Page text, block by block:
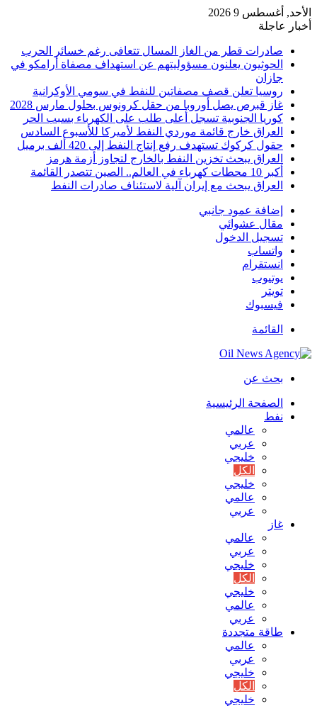
الأحد, أغسطس 9 2026
أخبار عاجلة
صادرات قطر من الغاز المسال تتعافى رغم خسائر الحرب
الحوثيون يعلنون مسؤوليتهم عن استهداف مصفاة أرامكو في
جازان
روسيا تعلن قصف مصفاتين للنفط في سومي الأوكرانية
غاز قبرص يصل أوروبا من حقل كرونوس بحلول مارس 2028
كوريا الجنوبية تسجل أعلى طلب على الكهرباء بسبب الحر
العراق خارج قائمة موردي النفط لأميركا للأسبوع السادس
حقول كركوك تستهدف رفع إنتاج النفط إلى 420 ألف برميل
العراق يبحث تخزين النفط بالخارج لتجاوز أزمة هرمز
أكبر 10 محطات كهرباء في العالم.. الصين تتصدر القائمة
العراق يبحث مع إيران آلية لاستئناف صادرات النفط
إضافة عمود جانبي
مقال عشوائي
تسجيل الدخول
واتساب
انستقرام
يوتيوب
تويتر
فيسبوك
القائمة
بحث عن
الصفحة الرئيسية
نفط
عالمي
عربي
خليجي
الكل
خليجي
عالمي
عربي
غاز
عالمي
عربي
خليجي
الكل
خليجي
عالمي
عربي
طاقة متجددة
عالمي
عربي
خليجي
الكل
خليجي